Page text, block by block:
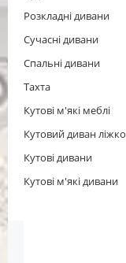
Розкладні дивани
Сучасні дивани
Спальні дивани
Тахта
Кутові м'які меблі
Кутовий диван ліжко
Кутові дивани
Кутові м'які дивани